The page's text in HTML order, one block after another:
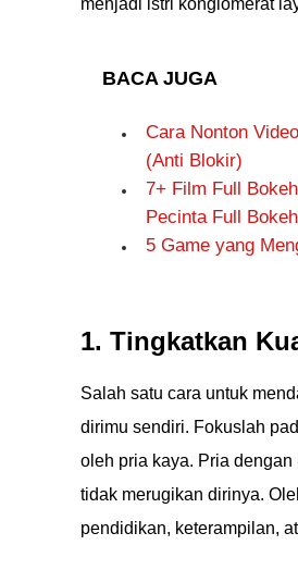
menjadi istri konglomerat
BACA JUGA
Cara Nonton
(Anti Blokir)
7+ Film Full
Pecinta Full
5 Game yang
1. Tingkatkan
Salah satu cara untuk
dirimu sendiri. Fokuslah
oleh pria kaya. Pria
tidak merugikan dirinya.
pendidikan, keterampilan,